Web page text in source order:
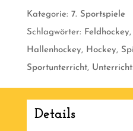
[Digital]
Menge
Kategorie: 7. Sportspiele
Schlagwörter: Feldhockey,
Hallenhockey, Hockey,
Sportunterricht,
Details